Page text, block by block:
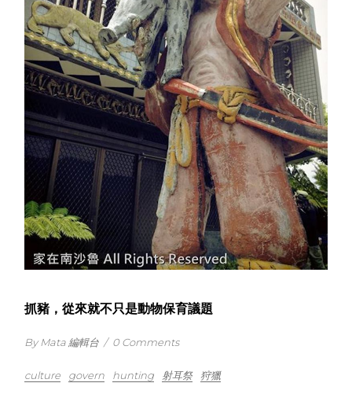
抓豬，從來就不只是動物保育議題
By Mata 編輯台 / 0 Comments
culture govern hunting 射耳祭 狩獵